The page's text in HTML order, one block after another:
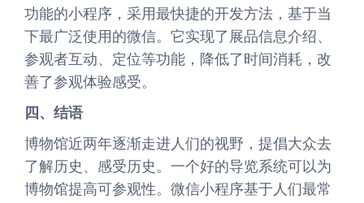
功能的小程序，采用最快捷的开发方法，基于当
下最广泛使用的微信。它实现了展品信息介绍、
参观者互动、定位等功能，降低了时间消耗，改
善了参观体验感受。
四、结语
博物馆近两年逐渐走进人们的视野，提倡大众去
了解历史、感受历史。一个好的导览系统可以为
博物馆提高可参观性。微信小程序基于人们最常